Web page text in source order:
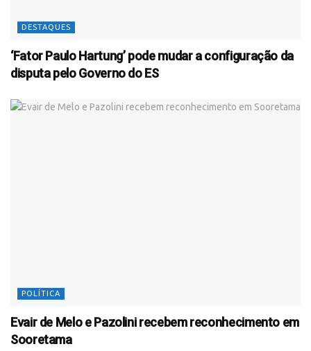
DESTAQUES
‘Fator Paulo Hartung’ pode mudar a configuração da
disputa pelo Governo do ES
POLÍTICA
Evair de Melo e Pazolini recebem reconhecimento em
Sooretama